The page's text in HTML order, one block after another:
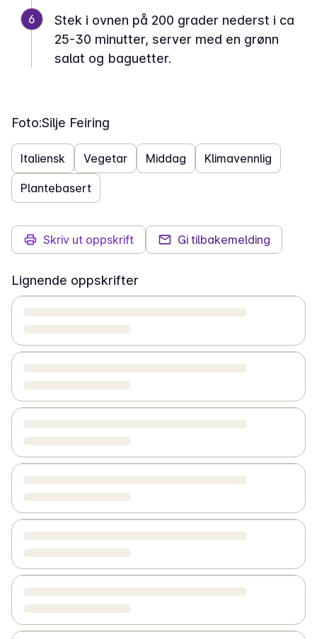
6
Stek i ovnen på 200 grader nederst i ca
25-30 minutter, server med en grønn
salat og baguetter.
Foto:Silje Feiring
Italiensk Vegetar Middag Klimavennlig
Plantebasert
Skriv ut oppskrift Gi tilbakemelding
Lignende oppskrifter